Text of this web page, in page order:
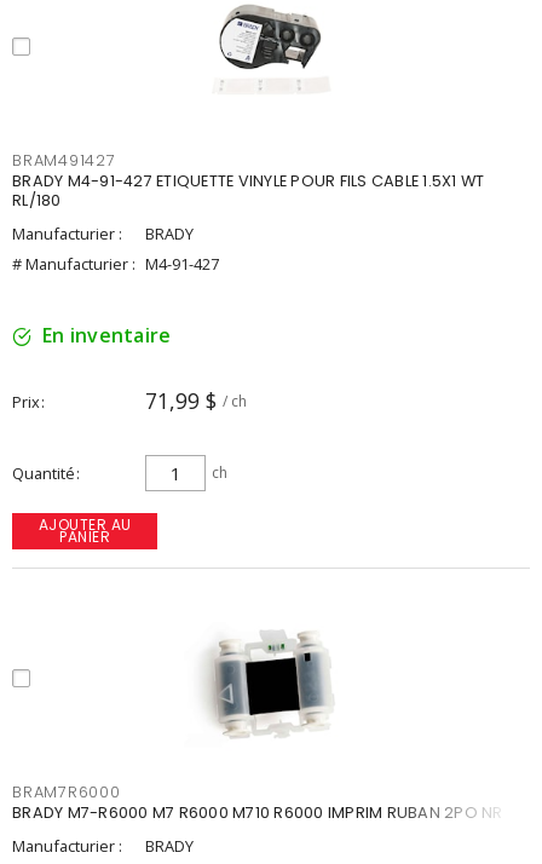
BRAM491427
BRADY M4-91-427 ETIQUETTE VINYLE POUR FILS CABLE 1.5X1 WT
RL/180
Manufacturier :
BRADY
# Manufacturier : M4-91-427
En inventaire
Prix 71,99 $ / ch
Quantité ch
AJOUTER AU
PANIER
BRAM7R6000
BRADY M7-R6000 M7 R6000 M710 R6000 IMPRIM RUBAN 2PO NR
Manufacturier :
BRADY